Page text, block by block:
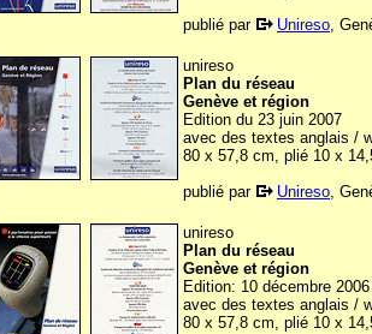
publié par
Unireso,
unireso
Plan du réseau
Genève et région
Edition du 23 juin 2007
avec des textes anglais /
80 x 57,8 cm, plié 10 x
publié par
Unireso,
unireso
Plan du réseau
Genève et région
Edition: 10 décembre 2006
avec des textes anglais /
80 x 57,8 cm, plié 10 x